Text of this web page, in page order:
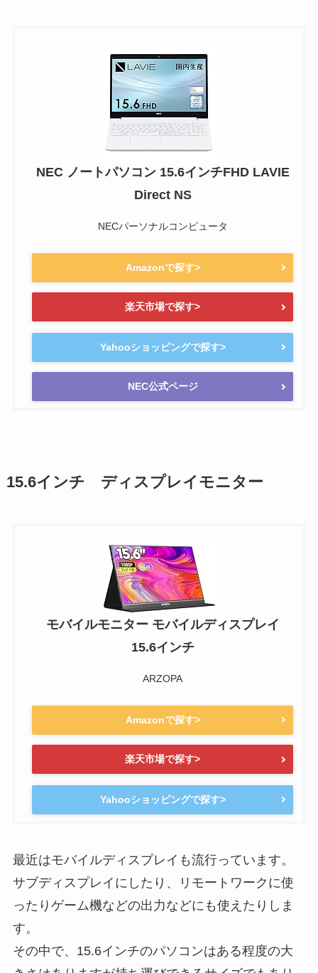
NEC ノートパソコン 15.6インチFHD LAVIE
Direct NS
NECパーソナルコンピュータ
Amazonで探す>
楽天市場で探す>
Yahooショッピングで探す>
NEC公式ページ
15.6インチ ディスプレイモニター
モバイルモニター モバイルディスプレイ
15.6インチ
ARZOPA
Amazonで探す>
楽天市場で探す>
Yahooショッピングで探す>
最近はモバイルディスプレイも流行っています。
サブディスプレイにしたり、リモートワークに使
ったりゲーム機などの出力などにも使えたりしま
す。
その中で、15.6インチのパソコンはある程度の大